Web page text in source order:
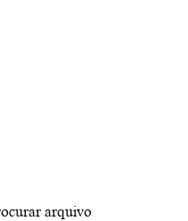
arquivo